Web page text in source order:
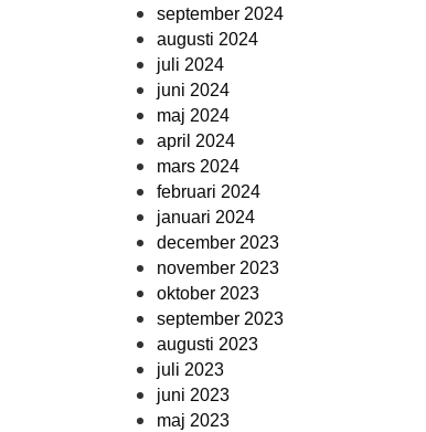
september 2024
augusti 2024
juli 2024
juni 2024
maj 2024
april 2024
mars 2024
februari 2024
januari 2024
december 2023
november 2023
oktober 2023
september 2023
augusti 2023
juli 2023
juni 2023
maj 2023